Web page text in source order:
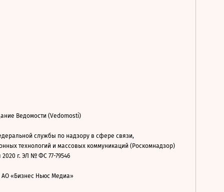
Ведомости (Vedomosti)
службы по надзору в сфере связи,
технологий и массовых коммуникаций (Роскомнадзор)
2020 г. ЭЛ № ФС 77-79546
АО «Бизнес Ньюс Медиа»